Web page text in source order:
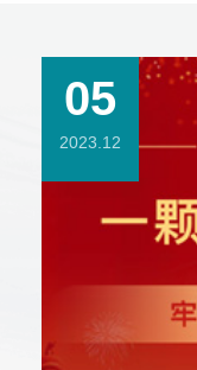
05
2023.12